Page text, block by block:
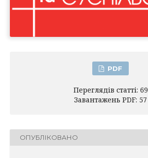
PDF
Переглядів статті: 69
Завантажень PDF: 57
ОПУБЛІКОВАНО